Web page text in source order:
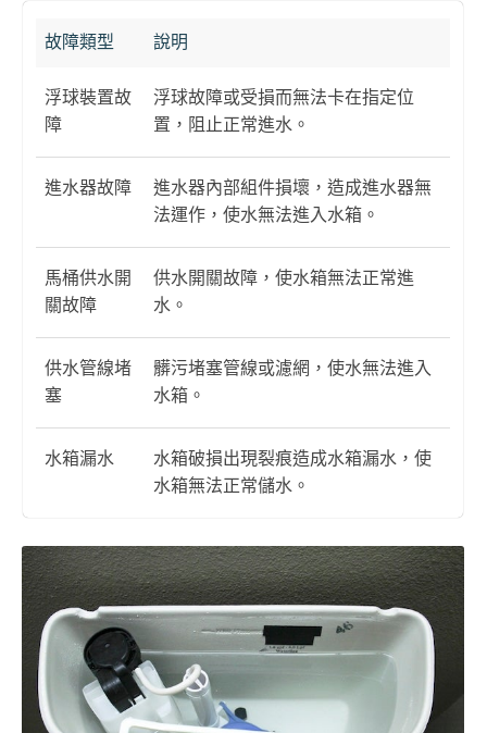
故障類型 說明
浮球裝置故
障
浮球故障或受損而無法卡在指定位
置，阻止正常進水。
進水器故障
進水器內部組件損壞，造成進水器無
法運作，使水無法進入水箱。
馬桶供水開
關故障
供水開關故障，使水箱無法正常進
水。
供水管線堵
塞
髒污堵塞管線或濾網，使水無法進入
水箱。
水箱漏水
水箱破損出現裂痕造成水箱漏水，使
水箱無法正常儲水。